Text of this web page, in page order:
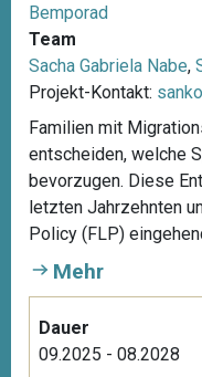
Bemporad
Team
Sacha Gabriela Nabe,
Projekt-Kontakt:
Familien mit
entscheiden, welche
bevorzugen. Diese
letzten Jahrzehnten
Policy (FLP)
Mehr
Dauer
09.2025 - 08.2028